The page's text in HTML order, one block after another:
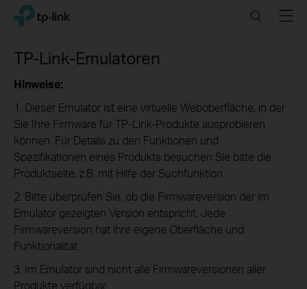
Click
the
navigation
TP-Link, Reliably Smart SearchMenu
TP-Link-Emulatoren
Hinweise:
1. Dieser Emulator ist eine virtuelle Weboberfläche, in der
Sie Ihre Firmware für TP-Link-Produkte ausprobieren
können. Für Details zu den Funktionen und
Spezifikationen eines Produkts besuchen Sie bitte die
Produktseite, z.B. mit Hilfe der Suchfunktion.
2. Bitte überprüfen Sie, ob die Firmwareversion der im
Emulator gezeigten Version entspricht. Jede
Firmwareversion hat ihre eigene Oberfläche und
Funktionalität.
3. Im Emulator sind nicht alle Firmwareversionen aller
Produkte verfügbar.